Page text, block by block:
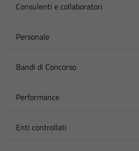
Consulenti e collaboratori
Personale
Bandi di Concorso
Performance
Enti controllati